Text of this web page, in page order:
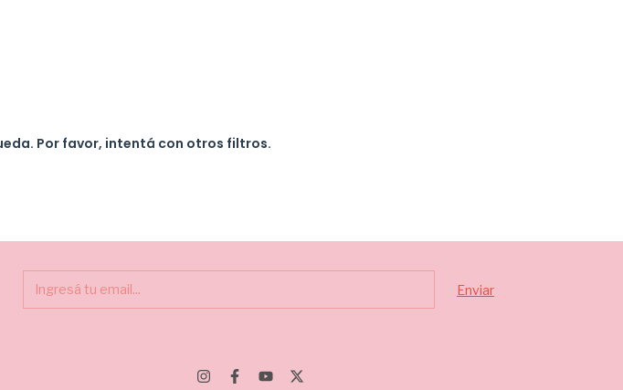
Por favor, intentá con otros filtros.